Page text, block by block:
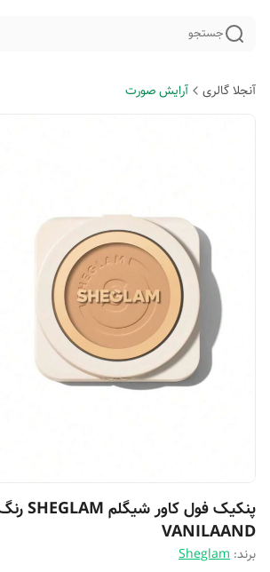
جستجو
آنجلا گالری آرایش صورت
VANILAAND
برند: Sheglam